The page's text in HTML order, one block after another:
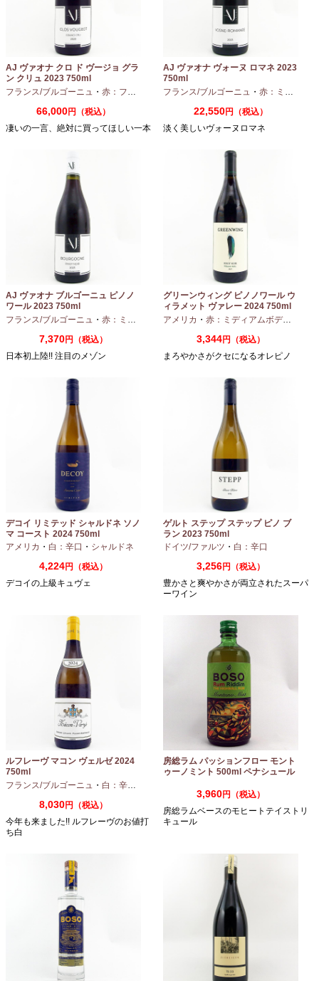
AJ ヴァオナ クロ ド ヴージョ グラ
ン クリュ 2023 750ml
フランス/ブルゴーニュ ・ 赤：フルボディ ・ピノノワール
66,000円（税込）
凄いの一言、絶対に買ってほしい一本
AJ ヴァオナ ヴォーヌ ロマネ 2023
750ml
フランス/ブルゴーニュ ・ 赤：ミディアムボディ
22,550円（税込）
淡く美しいヴォーヌロマネ
AJ ヴァオナ ブルゴーニュ ピノノ
ワール 2023 750ml
フランス/ブルゴーニュ ・ 赤：ミディアムボディ ・ ピノノワール
7,370円（税込）
日本初上陸!! 注目のメゾン
グリーンウィング ピノノワール ウ
ィラメット ヴァレー 2024 750ml
アメリカ ・ 赤：ミディアムボディ
3,344円（税込）
まろやかさがクセになるオレピノ
デコイ リミテッド シャルドネ ソノ
マ コースト 2024 750ml
アメリカ ・ 白：辛口 ・ シャルドネ
4,224円（税込）
デコイの上級キュヴェ
ゲルト ステップ ステップ ピノ ブ
ラン 2023 750ml
ドイツ/ファルツ ・ 白：辛口
3,256円（税込）
豊かさと爽やかさが両立されたスーパ
ーワイン
ルフレーヴ マコン ヴェルゼ 2024
750ml
フランス/ブルゴーニュ ・ 白：辛口
8,030円（税込）
今年も来ました!! ルフレーヴのお値打
ち白
房総ラム パッションフロー モント
ゥーノミント 500ml ペナシュール
3,960円（税込）
房総ラムベースのモヒートテイストリ
キュール